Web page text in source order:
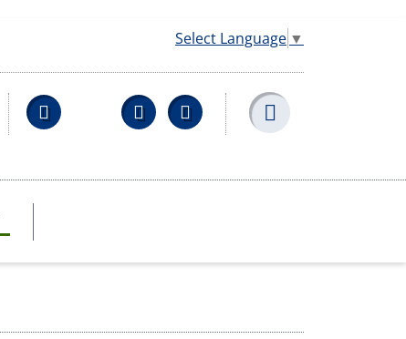
Select Language ▼
Facebook YouTubeWikipedia